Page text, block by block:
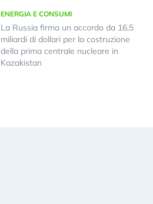
ENERGIA E CONSUMI
La Russia firma un accordo da 16,5
miliardi di dollari per la costruzione
della prima centrale nucleare in
Kazakistan